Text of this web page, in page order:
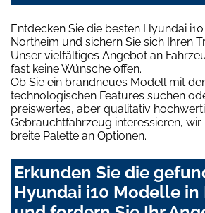
Entdecken Sie die besten Hyundai
Northeim und sichern Sie sich Ihren
Unser vielfältiges Angebot an
fast keine Wünsche offen.
Ob Sie ein brandneues Modell mit
technologischen Features suchen
preiswertes, aber qualitativ
Gebrauchtfahrzeug interessieren, wir
breite Palette an Optionen.
Erkunden Sie die
Hyundai i10 Modelle